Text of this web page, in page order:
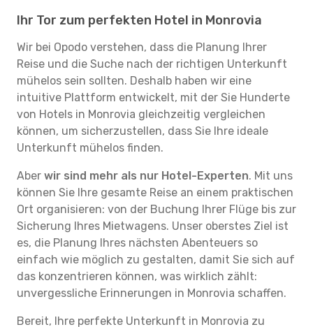
Ihr Tor zum perfekten Hotel in Monrovia
Wir bei Opodo verstehen, dass die Planung Ihrer
Reise und die Suche nach der richtigen Unterkunft
mühelos sein sollten. Deshalb haben wir eine
intuitive Plattform entwickelt, mit der Sie Hunderte
von Hotels in Monrovia gleichzeitig vergleichen
können, um sicherzustellen, dass Sie Ihre ideale
Unterkunft mühelos finden.
Aber wir sind mehr als nur Hotel-Experten. Mit uns
können Sie Ihre gesamte Reise an einem praktischen
Ort organisieren: von der Buchung Ihrer Flüge bis zur
Sicherung Ihres Mietwagens. Unser oberstes Ziel ist
es, die Planung Ihres nächsten Abenteuers so
einfach wie möglich zu gestalten, damit Sie sich auf
das konzentrieren können, was wirklich zählt:
unvergessliche Erinnerungen in Monrovia schaffen.
Bereit, Ihre perfekte Unterkunft in Monrovia zu